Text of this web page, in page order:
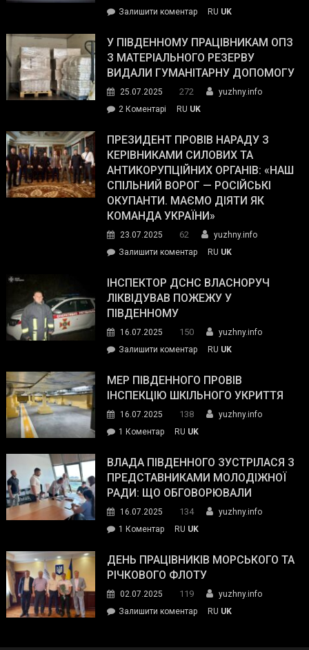
Залишити коментарon
завойовує
симпатії
виборців
The
Street
Journal.
RU UK
У ПІВДЕННОМУ ПРАЦІВНИКАМ ОПЗ
З МАТЕРІАЛЬНОГО РЕЗЕРВУ
ВИДАЛИ ГУМАНІТАРНУ ДОПОМОГУ
25.07.2025 272
yuzhny.info
2 Коментарі
Південному
працівникам
ОПЗ
з
матеріального
резерву
гуманітарну
допомогу
RU UK
ПРЕЗИДЕНТ ПРОВІВ НАРАДУ З
КЕРІВНИКАМИ СИЛОВИХ ТА
АНТИКОРУПЦІЙНИХ ОРГАНІВ: «НАШ
СПІЛЬНИЙ ВОРОГ — РОСІЙСЬКІ
ОКУПАНТИ. МАЄМО ДІЯТИ ЯК
КОМАНДА УКРАЇНИ»
23.07.2025 62
yuzhny.info
Залишити коментарon
провів
нараду
силових
та
органів:
«Наш
спільний
окупанти.
Маємо
діяти
команда
RU UK
ІНСПЕКТОР ДСНС ВЛАСНОРУЧ
ЛІКВІДУВАВ ПОЖЕЖУ У
ПІВДЕННОМУ
16.07.2025 150
yuzhny.info
Залишити коментарon
ДСНС
власноруч
пожежу
у
RU UK
МЕР ПІВДЕННОГО ПРОВІВ
ІНСПЕКЦІЮ ШКІЛЬНОГО УКРИТТЯ
16.07.2025 138
yuzhny.info
1 Коментардо
Південного
провів
інспекцію
укриття
RU UK
ВЛАДА ПІВДЕННОГО ЗУСТРІЛАСЯ З
ПРЕДСТАВНИКАМИ МОЛОДІЖНОЇ
РАДИ: ЩО ОБГОВОРЮВАЛИ
16.07.2025 134
yuzhny.info
1 Коментардо
Південного
зустрілася
представниками
молодіжної
RU UK
ДЕНЬ ПРАЦІВНИКІВ МОРСЬКОГО ТА
РІЧКОВОГО ФЛОТУ
02.07.2025 119
yuzhny.info
Залишити коментарon
RU UK